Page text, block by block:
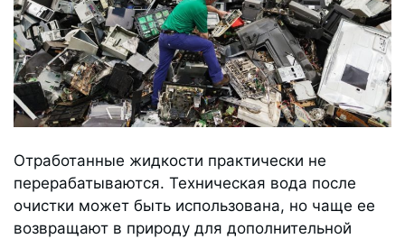
Отработанные жидкости практически не
перерабатываются. Техническая вода после
очистки может быть использована, но чаще ее
возвращают в природу для дополнительной